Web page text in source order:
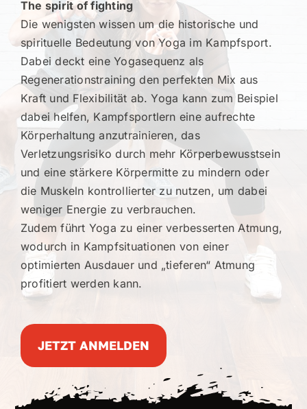
The spirit of fighting
Die wenigsten wissen um die historische und
spirituelle Bedeutung von Yoga im Kampfsport.
Dabei deckt eine Yogasequenz als
Regenerationstraining den perfekten Mix aus
Kraft und Flexibilität ab. Yoga kann zum Beispiel
dabei helfen, Kampfsportlern eine aufrechte
Körperhaltung anzutrainieren, das
Verletzungsrisiko durch mehr Körperbewusstsein
und eine stärkere Körpermitte zu mindern oder
die Muskeln kontrollierter zu nutzen, um dabei
weniger Energie zu verbrauchen.
Zudem führt Yoga zu einer verbesserten Atmung,
wodurch in Kampfsituationen von einer
optimierten Ausdauer und „tieferen“ Atmung
profitiert werden kann.
JETZT ANMELDEN